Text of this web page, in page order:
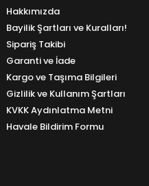
Hakkımızda
Bayilik Şartları ve Kuralları!
Sipariş Takibi
Garanti ve İade
Kargo ve Taşıma Bilgileri
Gizlilik ve Kullanım Şartları
KVKK Aydınlatma Metni
Havale Bildirim Formu